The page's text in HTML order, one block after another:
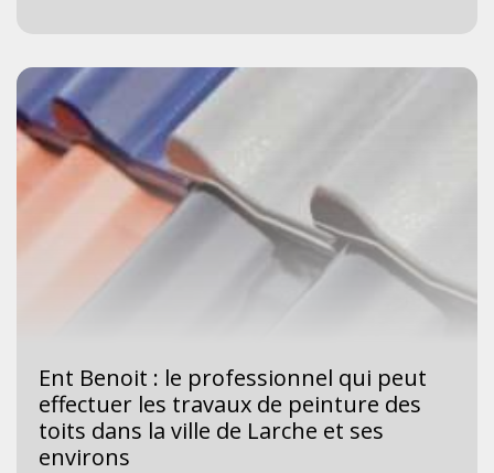
Ent Benoit : le professionnel qui peut
effectuer les travaux de peinture des
toits dans la ville de Larche et ses
environs